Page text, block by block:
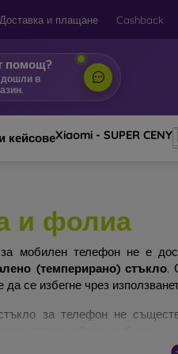
Доставка и плащане Cashback
помощ?
дошли в
кейсовеXiaomi - SUPER CENY
и фолиа
за мобилен телефон не е
(темперирано) стъкло.
се избегне чрез
за телефон не
защитата му. На пазара